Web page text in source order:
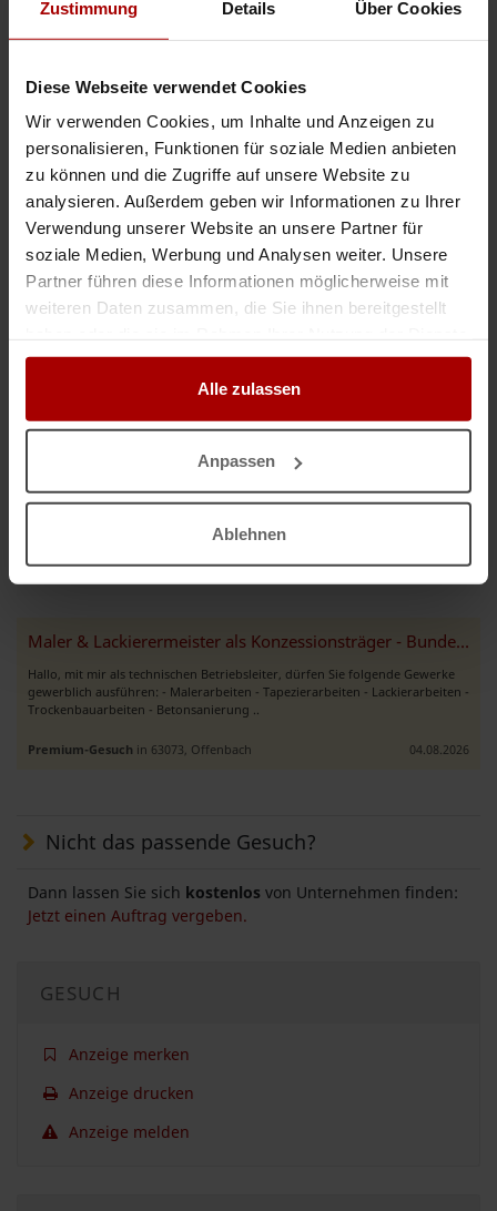
Zustimmung Details Über Cookies
Diese Webseite verwendet Cookies
Wir verwenden Cookies, um Inhalte und Anzeigen zu
personalisieren, Funktionen für soziale Medien anbieten
zu können und die Zugriffe auf unsere Website zu
analysieren. Außerdem geben wir Informationen zu Ihrer
Verwendung unserer Website an unsere Partner für
soziale Medien, Werbung und Analysen weiter. Unsere
Partner führen diese Informationen möglicherweise mit
weiteren Daten zusammen, die Sie ihnen bereitgestellt
gesammelt haben.
Alle zulassen
Anpassen
Ablehnen
über langjährige Erfahrung in der Trockenbaubranche und bin ü ..
Weitere Premium-Gesuche
realisieren wir Ausbau- und Renovierungsprojekte sauber, zuverlässig ..
Trockenbauunternehmen aus Polen
Erfahrenes Trockenbauunternehmen aus Polen – zuverlässiger Partner für
mehrjähriger Erfahrung auf dem deutschen Markt. Wir biet ..
Maler & Lackierermeister als Konzessionsträger - Bundesweit
Hallo, mit mir als technischen Betriebsleiter, dürfen Sie folgende Gewerke
gewerblich ausführen: - Malerarbeiten - Tapezierarbeiten - Lackierarbeiten -
Trockenbauarbeiten - Betonsanierung ..
Premium-Gesuch in 63073, Offenbach 04.08.2026
Nicht das passende Gesuch?
Dann lassen Sie sich kostenlos von Unternehmen finden:
Jetzt einen Auftrag vergeben.
GESUCH
Anzeige merken
Anzeige drucken
Anzeige melden